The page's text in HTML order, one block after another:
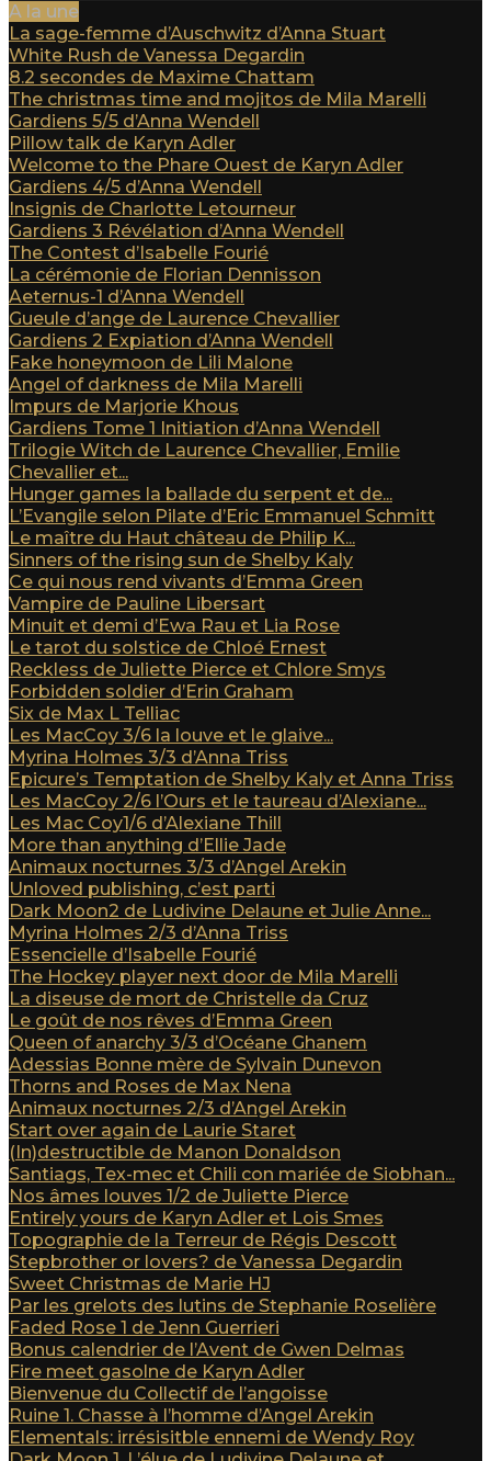
A la une
La sage-femme d’Auschwitz d’Anna Stuart
White Rush de Vanessa Degardin
8.2 secondes de Maxime Chattam
The christmas time and mojitos de Mila Marelli
Gardiens 5/5 d’Anna Wendell
Pillow talk de Karyn Adler
Welcome to the Phare Ouest de Karyn Adler
Gardiens 4/5 d’Anna Wendell
Insignis de Charlotte Letourneur
Gardiens 3 Révélation d’Anna Wendell
The Contest d’Isabelle Fourié
La cérémonie de Florian Dennisson
Aeternus-1 d’Anna Wendell
Gueule d’ange de Laurence Chevallier
Gardiens 2 Expiation d’Anna Wendell
Fake honeymoon de Lili Malone
Angel of darkness de Mila Marelli
Impurs de Marjorie Khous
Gardiens Tome 1 Initiation d’Anna Wendell
Trilogie Witch de Laurence Chevallier, Emilie
Chevallier et...
Hunger games la ballade du serpent et de...
L’Evangile selon Pilate d’Eric Emmanuel Schmitt
Le maître du Haut château de Philip K...
Sinners of the rising sun de Shelby Kaly
Ce qui nous rend vivants d’Emma Green
Vampire de Pauline Libersart
Minuit et demi d’Ewa Rau et Lia Rose
Le tarot du solstice de Chloé Ernest
Reckless de Juliette Pierce et Chlore Smys
Forbidden soldier d’Erin Graham
Six de Max L Telliac
Les MacCoy 3/6 la louve et le glaive...
Myrina Holmes 3/3 d’Anna Triss
Epicure’s Temptation de Shelby Kaly et Anna Triss
Les MacCoy 2/6 l’Ours et le taureau d’Alexiane...
Les Mac Coy1/6 d’Alexiane Thill
More than anything d’Ellie Jade
Animaux nocturnes 3/3 d’Angel Arekin
Unloved publishing, c’est parti
Dark Moon2 de Ludivine Delaune et Julie Anne...
Myrina Holmes 2/3 d’Anna Triss
Essencielle d’Isabelle Fourié
The Hockey player next door de Mila Marelli
La diseuse de mort de Christelle da Cruz
Le goût de nos rêves d’Emma Green
Queen of anarchy 3/3 d’Océane Ghanem
Adessias Bonne mère de Sylvain Dunevon
Thorns and Roses de Max Nena
Animaux nocturnes 2/3 d’Angel Arekin
Start over again de Laurie Staret
(In)destructible de Manon Donaldson
Santiags, Tex-mec et Chili con mariée de Siobhan...
Nos âmes louves 1/2 de Juliette Pierce
Entirely yours de Karyn Adler et Lois Smes
Topographie de la Terreur de Régis Descott
Stepbrother or lovers? de Vanessa Degardin
Sweet Christmas de Marie HJ
Par les grelots des lutins de Stephanie Roselière
Faded Rose 1 de Jenn Guerrieri
Bonus calendrier de l’Avent de Gwen Delmas
Fire meet gasolne de Karyn Adler
Bienvenue du Collectif de l’angoisse
Ruine 1. Chasse à l’homme d’Angel Arekin
Elementals: irrésisitble ennemi de Wendy Roy